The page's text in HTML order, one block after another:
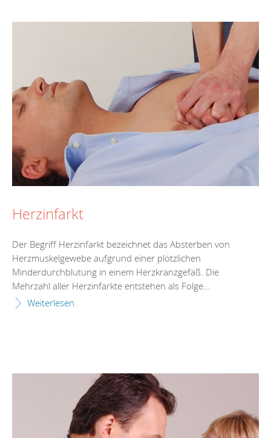
Herzinfarkt
Der Begriff Herzinfarkt bezeichnet das Absterben von
Herzmuskelgewebe aufgrund einer plötzlichen
Minderdurchblutung in einem Herzkranzgefäß. Die
Mehrzahl aller Herzinfarkte entstehen als Folge...
Weiterlesen